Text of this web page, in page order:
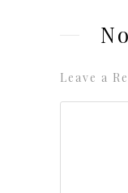
Leave a